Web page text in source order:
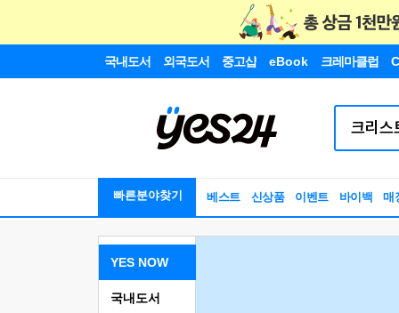
국내도서 외국도서 중고샵 eBook 크레마클럽
빠른분야찾기 베스트 신상품 이벤트 바이백 매
YES NOW
국내도서